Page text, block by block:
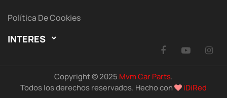
Política De Cookies
INTERES 
Facebook
Copyright © 2025 Mvm Car Parts.
Todos los derechos reservados. Hecho con
iDiRed